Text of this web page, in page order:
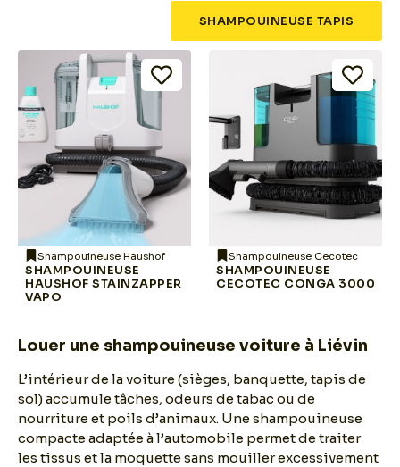
SHAMPOUINEUSE TAPIS
Shampouineuse Haushof
SHAMPOUINEUSE
HAUSHOF STAINZAPPER
VAPO
Shampouineuse Cecotec
SHAMPOUINEUSE
CECOTEC CONGA 3000
Louer une shampouineuse voiture à Liévin
L’intérieur de la voiture (sièges, banquette, tapis de
sol) accumule tâches, odeurs de tabac ou de
nourriture et poils d’animaux. Une shampouineuse
compacte adaptée à l’automobile permet de traiter
les tissus et la moquette sans mouiller excessivement